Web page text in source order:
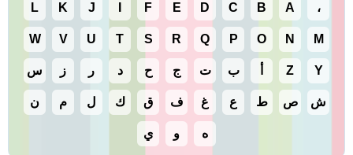
، A
B
C
D
E
F
J
K
L
M
N
O
P
Q
R
S
T
U
V
W
Y
Z ب ت ج ح د ر ز س
ش ص ط ع غ ف ق ك ل م ن
ه و ي